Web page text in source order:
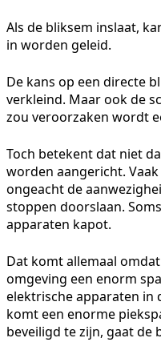
Als de bliksem inslaat,
in worden geleid.
De kans op een directe
verkleind. Maar ook de
zou veroorzaken wordt
Toch betekent dat niet
worden aangericht.
ongeacht de
stoppen doorslaan.
apparaten kapot.
Dat komt allemaal
omgeving een enorm
elektrische apparaten in
komt een enorme
beveiligd te zijn, gaat de